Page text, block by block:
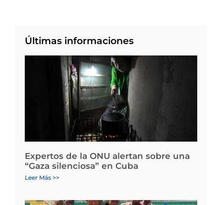
Últimas informaciones
Expertos de la ONU alertan sobre una
“Gaza silenciosa” en Cuba
Leer Más >>